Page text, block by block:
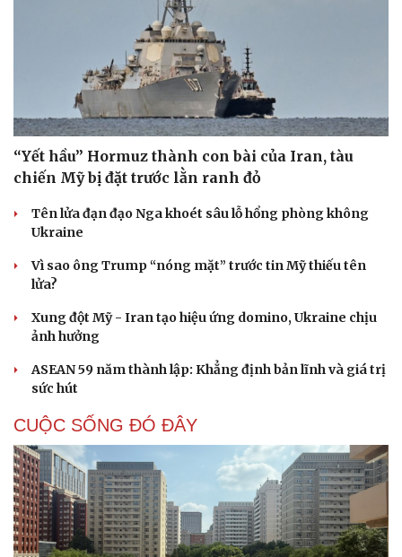
Cải chính
“Yết hầu” Hormuz thành con bài của Iran, tàu
chiến Mỹ bị đặt trước lằn ranh đỏ
Tên lửa đạn đạo Nga khoét sâu lỗ hổng phòng không
Ukraine
Vì sao ông Trump “nóng mặt” trước tin Mỹ thiếu tên
lửa?
Xung đột Mỹ - Iran tạo hiệu ứng domino, Ukraine chịu
ảnh hưởng
ASEAN 59 năm thành lập: Khẳng định bản lĩnh và giá trị
sức hút
CUỘC SỐNG ĐÓ ĐÂY